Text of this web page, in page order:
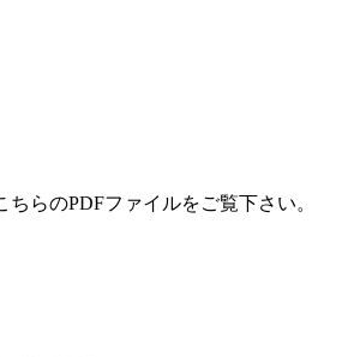
らのPDFファイルをご覧下さい。